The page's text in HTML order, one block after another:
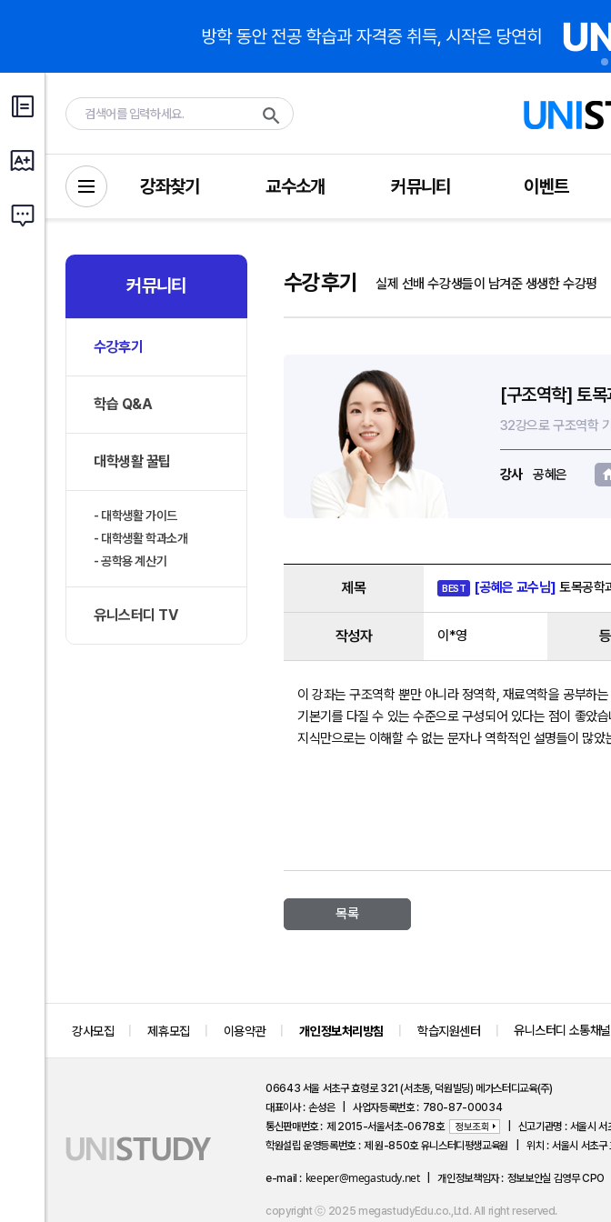
강좌찾기 교수소개 커뮤니티 이벤트
커뮤니티
수강후기
학습 Q&A
대학생활 꿀팁
대학생활 가이드
대학생활 학과소개
공학용 계산기
유니스터디 TV
수강후기 실제 선배 수강생들이 남겨준 생생한 수강평
[구조역학] 토
32강으로 구조역학
강사 공혜은
제목 BEST [공혜은 교수님] 토목공학
작성자 이*영
이 강좌는 구조역학 뿐만 아니라 정역학, 재료역학을 공부하
기본기를 다질 수 있는 수준으로 구성되어 있다는 점이 좋았
지식만으로는 이해할 수 없는 문자나 역학적인 설명들이 많
목록
강사모집 제휴모집 이용약관 개인정보처리방침 학습지원센터 유니스터디 소통채널
06643 서울 서초구 효령로 321 (서초동, 덕원빌딩) 메가스터디교육(주)
대표이사
손성은 사업자등록번호
780-87-00034
통신판매번호
제 2015-서울서초-0678호 신고기관명 서울시 서
학원설립 운영등록번호
제 원-850호 유니스터디평생교육원 위치 서울시 서초
e-mail keeper@megastudy.net 개인정보책임자 정보보안실 김영무 CPO
copyright ⓒ 2025 megastudyEdu.co.,Ltd. All right reserved.